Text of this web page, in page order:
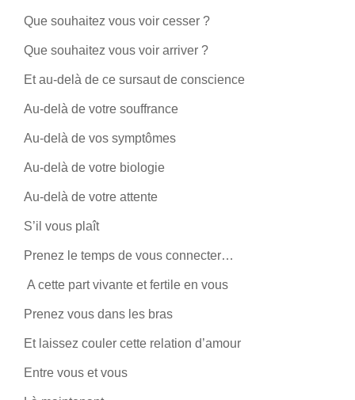
Que souhaitez vous voir cesser ?
Que souhaitez vous voir arriver ?
Et au-delà de ce sursaut de conscience
Au-delà de votre souffrance
Au-delà de vos symptômes
Au-delà de votre biologie
Au-delà de votre attente
S’il vous plaît
Prenez le temps de vous connecter…
A cette part vivante et fertile en vous
Prenez vous dans les bras
Et laissez couler cette relation d’amour
Entre vous et vous